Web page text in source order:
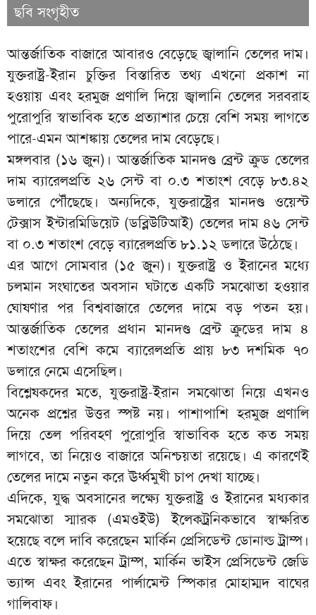
ছবি সংগৃহীত
আন্তর্জাতিক বাজারে আবারও বেড়েছে জ্বালানি তেলের দাম।
যুক্তরাষ্ট্র-ইরান চুক্তির বিস্তারিত তথ্য এখনো প্রকাশ না
হওয়ায় এবং হরমুজ প্রণালি দিয়ে জ্বালানি তেলের সরবরাহ
পুরোপুরি স্বাভাবিক হতে প্রত্যাশার চেয়ে বেশি সময় লাগতে
পারে-এমন আশঙ্কায় তেলের দাম বেড়েছে।
মঙ্গলবার (১৬ জুন)। আন্তর্জাতিক মানদণ্ড ব্রেন্ট ক্রুড তেলের
দাম ব্যারেলপ্রতি ২৬ সেন্ট বা ০.৩ শতাংশ বেড়ে ৮৩.৪২
ডলারে পৌঁছেছে। অন্যদিকে, যুক্তরাষ্ট্রের মানদণ্ড ওয়েস্ট
টেক্সাস ইন্টারমিডিয়েট (ডব্লিউটিআই) তেলের দাম ৪৬ সেন্ট
বা ০.৩ শতাংশ বেড়ে ব্যারেলপ্রতি ৮১.১২ ডলারে উঠেছে।
এর আগে সোমবার (১৫ জুন)। যুক্তরাষ্ট্র ও ইরানের মধ্যে
চলমান সংঘাতের অবসান ঘটাতে একটি সমঝোতা হওয়ার
ঘোষণার পর বিশ্ববাজারে তেলের দামে বড় পতন হয়।
আন্তর্জাতিক তেলের প্রধান মানদণ্ড ব্রেন্ট ক্রুডের দাম ৪
শতাংশের বেশি কমে ব্যারেলপ্রতি প্রায় ৮৩ দশমিক ৭০
ডলারে নেমে এসেছিল।
বিশ্লেষকদের মতে, যুক্তরাষ্ট্র-ইরান সমঝোতা নিয়ে এখনও
অনেক প্রশ্নের উত্তর স্পষ্ট নয়। পাশাপাশি হরমুজ প্রণালি
দিয়ে তেল পরিবহণ পুরোপুরি স্বাভাবিক হতে কত সময়
লাগবে, তা নিয়েও বাজারে অনিশ্চয়তা রয়েছে। এ কারণেই
তেলের দামে নতুন করে ঊর্ধ্বমুখী চাপ দেখা যাচ্ছে।
এদিকে, যুদ্ধ অবসানের লক্ষ্যে যুক্তরাষ্ট্র ও ইরানের মধ্যকার
সমঝোতা স্মারক (এমওইউ) ইলেকট্রনিকভাবে স্বাক্ষরিত
হয়েছে বলে দাবি করেছেন মার্কিন প্রেসিডেন্ট ডোনাল্ড ট্রাম্প।
এতে স্বাক্ষর করেছেন ট্রাম্প, মার্কিন ভাইস প্রেসিডেন্ট জেডি
ভ্যান্স এবং ইরানের পার্লামেন্ট স্পিকার মোহাম্মদ বাঘের
গালিবাফ।